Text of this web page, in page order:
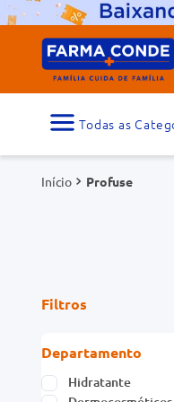
Profuse
Filtros
Departamento
Hidratante